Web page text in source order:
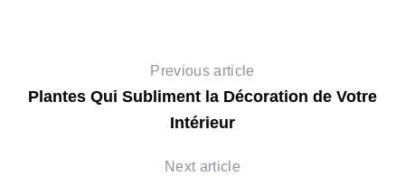
Previous article
Plantes Qui Subliment la Décoration de Votre
Intérieur
Next article